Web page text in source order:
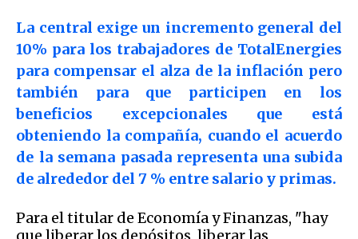
La central exige un incremento general del
10% para los trabajadores de TotalEnergies
para compensar el alza de la inflación pero
también para que participen en los
beneficios excepcionales que está
obteniendo la compañía, cuando el acuerdo
de la semana pasada representa una subida
de alrededor del 7 % entre salario y primas.
Para el titular de Economía y Finanzas, "hay
que liberar los depósitos, liberar las